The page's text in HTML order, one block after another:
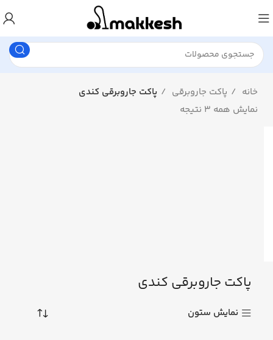
خانه پاکت جاروبرقی
پاکت جاروبرقی کندی
نمایش همه 3 نتیجه
پاکت جاروبرقی کندی
نمایش ستون